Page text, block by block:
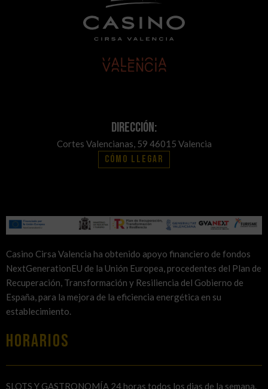
Dirección:
Cortes Valencianas, 59 46015 Valencia
Cómo llegar
Casino Cirsa Valencia ha obtenido apoyo financiero de fondos
NextGenerationEU de la Unión Europea, procedentes del Plan de
Recuperación, Transformación y Resiliencia del Gobierno de
España, para la mejora de la eficiencia energética en su
establecimiento.
HORARIOS
SLOTS Y GASTRONOMÍA 24 horas todos los dias de la semana.